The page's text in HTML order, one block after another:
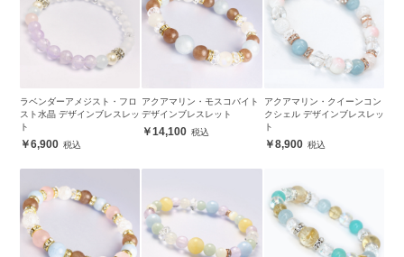
ラベンダーアメジスト・フロ
スト水晶 デザインブレスレッ
ト
6,900
アクアマリン・モスコバイト
デザインブレスレット
14,100
アクアマリン・クイーンコン
クシェル デザインブレスレッ
ト
8,900